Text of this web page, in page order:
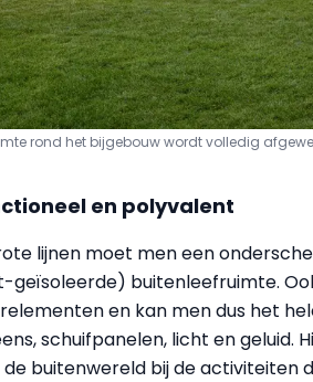
rond het bijgebouw wordt volledig
en polyvalent
lijnen moet men een
geïsoleerde) buitenleefruimte.
en kan men dus het
schuifpanelen, licht en geluid.
buitenwereld bij de activiteiten